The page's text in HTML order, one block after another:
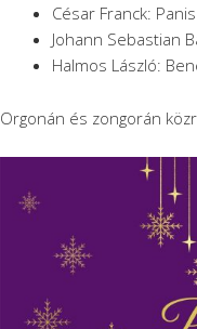
César Franck:
Johann Sebastian
Halmos László:
Orgonán és zongorán